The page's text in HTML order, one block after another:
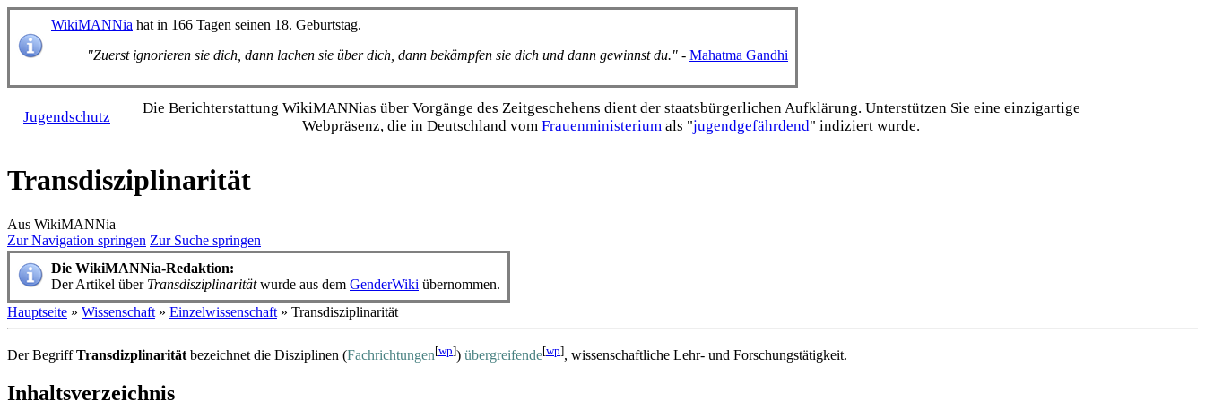
WikiMANNia hat in 166 Tagen seinen 18. Geburtstag.
"Zuerst ignorieren sie dich, dann lachen sie über dich, dann bekämpfen sie dich und dann gewinnst du." - Mahatma Gandhi
Jugendschutz
Die Bericht­erstattung WikiMANNias über Vorgänge des Zeitgeschehens dient der staats­bürgerlichen Aufklärung. Unterstützen Sie eine einzig­artige
Webpräsenz, die in Deutschland vom Frauen­ministerium als "jugend­gefährdend" indiziert wurde.
Transdisziplinarität
Aus WikiMANNia
Zur Navigation springen Zur Suche springen
Die WikiMANNia-Redaktion:
Der Artikel über Transdisziplinaritätwurde aus dem GenderWiki übernommen.
Hauptseite » Wissenschaft » Einzelwissenschaft » Transdisziplinarität
Der BegriffTransdizplinarität bezeichnet die Disziplinen (Fachrichtungen[wp]) übergreifende[wp], wissenschaftliche Lehr- und Forschungs­tätigkeit.
Inhaltsverzeichnis